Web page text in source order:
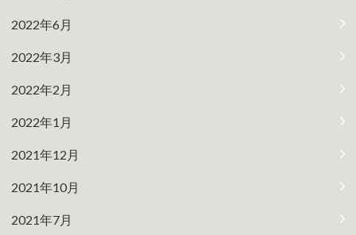
2022年6月
2022年3月
2022年2月
2022年1月
2021年12月
2021年10月
2021年7月